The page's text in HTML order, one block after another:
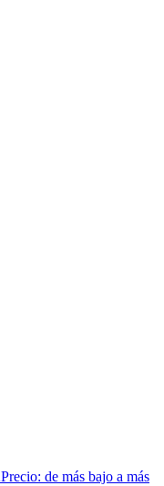
Precio: de más bajo a más